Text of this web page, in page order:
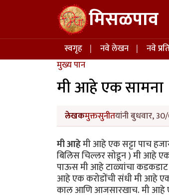
Skip to main content मिसळपाव
Main navigation
स्वगृह नवे लेखन नवे
मुख्य पान
मी आहे एक सामना
लेखकमुक्तसुनीतयांनी बुधवार,
मी आहेमी आहे एक सट्टा पाच
बिलिस चिल्लर सोडून ) मी आहे
पाऊस मी आहे टाळ्यांचा कडकडाट
आहे एक करोडोंची संधी मी आहे
काल आणि आजसारखाच. मी आहे